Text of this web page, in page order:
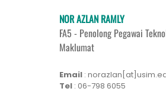
NOR AZLAN RAMLY
FA5 - Penolong Pegawai
Maklumat
Email :
Tel : 06-798 6055